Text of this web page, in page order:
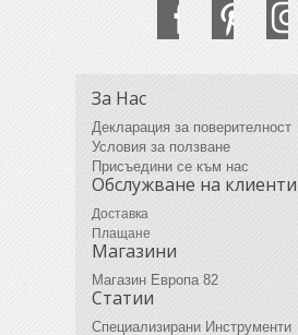
За Нас
Декларация за поверителност
Условия за ползване
Присъедини се към нас
Обслужване на клиенти
Доставка
Плащане
Магазини
Магазин Европа 82
Статии
Специализирани Инструменти